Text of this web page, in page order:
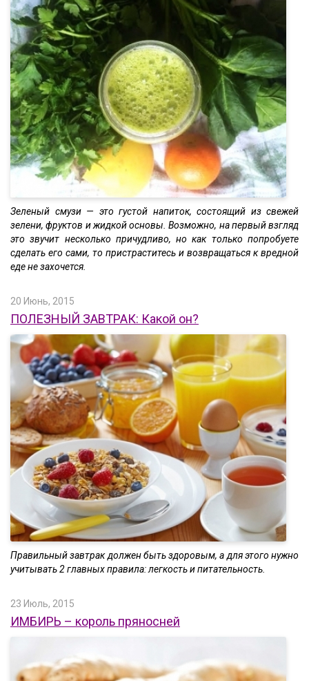
Зеленый смузи — это густой напиток, состоящий из свежей
зелени, фруктов и жидкой основы. Возможно, на первый взгляд
это звучит несколько причудливо, но как только попробуете
сделать его сами, то пристраститесь и возвращаться к вредной
еде не захочется.
20 Июнь, 2015
ПОЛЕЗНЫЙ ЗАВТРАК: Какой он?
Правильный завтрак должен быть здоровым, а для этого нужно
учитывать 2 главных правила: легкость и питательность.
23 Июль, 2015
ИМБИРЬ – король пряносней